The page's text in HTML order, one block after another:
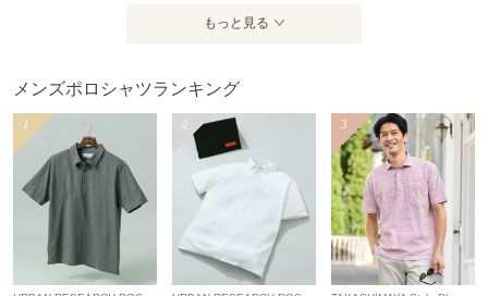
もっと見る
メンズポロシャツランキング
1 2 3